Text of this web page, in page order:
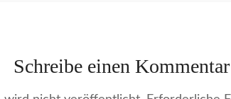
Schreibe einen Kommentar